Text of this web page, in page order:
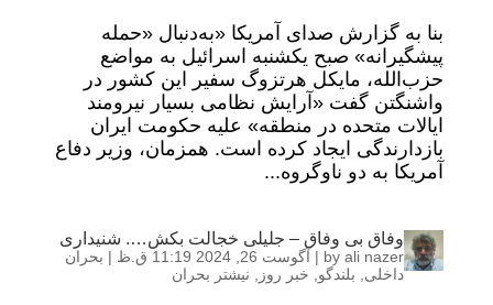
بنا به گزارش صدای آمریکا «به‌دنبال «حمله
پیشگیرانه» صبح یکشنبه اسرائیل به مواضع
حزب‌الله، مایکل هرتزوگ سفیر این کشور در
واشنگتن گفت «آرایش نظامی بسیار نیرومند
ایالات متحده در منطقه» علیه حکومت ایران
بازدارندگی ایجاد کرده است. همزمان، وزیر دفاع
آمریکا به دو ناوگروه...
وفاق بی وفاق – جلیلی خجالت بکش…. شنیداری
byali nazer
| آگوست 26, 2024 11:19 ق.ظ | بحران
داخلی
بلندگو خبر روز نیشتر بحران